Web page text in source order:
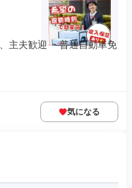
主夫歓迎 ・普通自動車免
気になる